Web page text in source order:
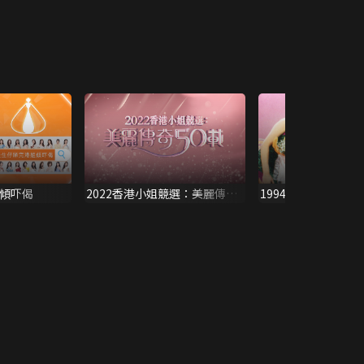
吓偈
2022香港小姐競選：美麗傳奇
1994國際華裔小姐